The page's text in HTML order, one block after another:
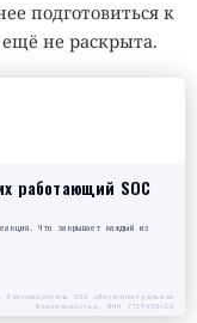
подготовиться к
не раскрыта.
работающий SOC
Что закрывает каждый из
ООО «Интеллектуальная
безопасность», ИНН 7719435412